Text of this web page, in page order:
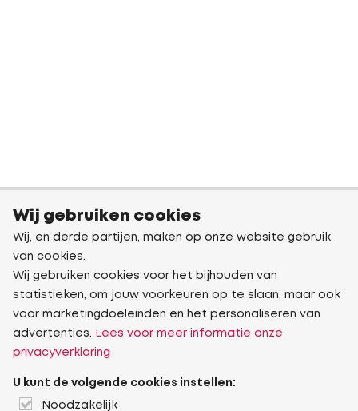
Wij gebruiken cookies
Wij, en derde partijen, maken op onze website gebruik
van cookies.
Wij gebruiken cookies voor het bijhouden van
statistieken, om jouw voorkeuren op te slaan, maar ook
voor marketingdoeleinden en het personaliseren van
advertenties.
Lees voor meer informatie onze
privacyverklaring
U kunt de volgende cookies instellen:
Noodzakelijk